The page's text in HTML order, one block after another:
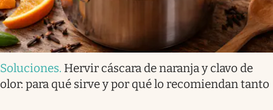
Soluciones. Hervir cáscara de naranja y clavo de
olor: para qué sirve y por qué lo recomiendan tanto